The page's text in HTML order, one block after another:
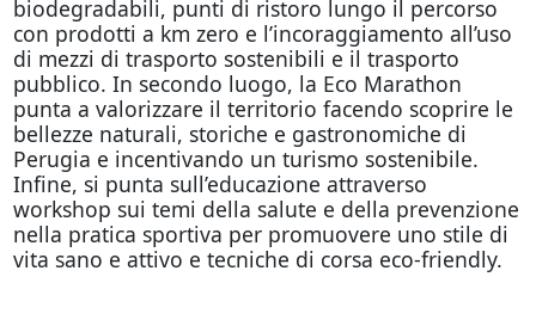
biodegradabili, punti di ristoro lungo il percorso
con prodotti a km zero e l’incoraggiamento all’uso
di mezzi di trasporto sostenibili e il trasporto
pubblico. In secondo luogo, la Eco Marathon
punta a valorizzare il territorio facendo scoprire le
bellezze naturali, storiche e gastronomiche di
Perugia e incentivando un turismo sostenibile.
Infine, si punta sull’educazione attraverso
workshop sui temi della salute e della prevenzione
nella pratica sportiva per promuovere uno stile di
vita sano e attivo e tecniche di corsa eco-friendly.